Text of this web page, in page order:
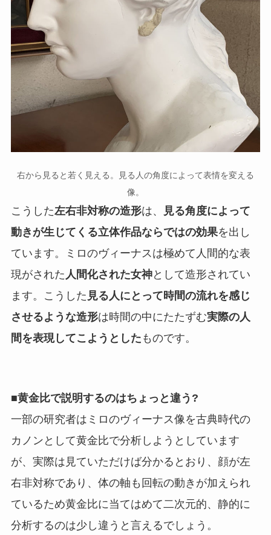
右から見ると若く見える。見る人の角度によって表情を変える
像。
こうした左右非対称の造形は、
見る角度によって
動きが生じてくる立体作品ならではの効果を出し
ています。ミロのヴィーナスは極めて人間的な表
現がされた 人間化された女神として造形されてい
ます。こうした 見る人にとって時間の流れを感じ
させるような造形は時間の中にたたずむ実際の人
間を表現してこようとした ものです。
■黄金比で説明するのはちょっと違う?
一部の研究者はミロのヴィーナス像を古典時代の
カノンとして黄金比で分析しようとしています
が、実際は見ていただけば分かるとおり、顔が左
右非対称であり、体の軸も回転の動きが加えられ
ているため黄金比に当てはめて二次元的、静的に
分析するのは少し違うと言えるでしょう。